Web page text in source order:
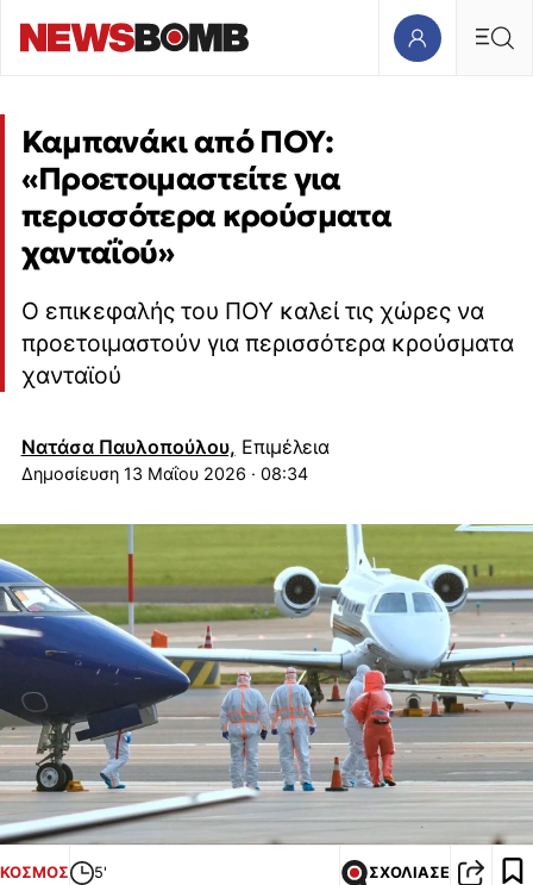
Καμπανάκι από ΠΟΥ:
«Προετοιμαστείτε για
περισσότερα κρούσματα
χανταΐού»
Ο επικεφαλής του ΠΟΥ καλεί τις χώρες να
προετοιμαστούν για περισσότερα κρούσματα
χανταϊού
Νατάσα Παυλοπούλου, Επιμέλεια
13 Μαΐου 2026 · 08:34
ΚΟΣΜΟΣ 5' ΣΧΟΛΙΑΣΕ